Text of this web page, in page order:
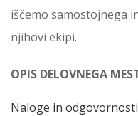
iščemo samostojnega
njihovi ekipi.
OPIS DELOVNEGA
Naloge in